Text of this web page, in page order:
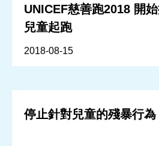
UNICEF慈善跑2018 開
兒童起跑
2018-08-15
停止針對兒童的殘暴行為